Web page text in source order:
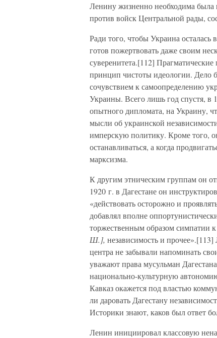
Ленину жизненно необходима
против войск Центральной рады,
Ради того, чтобы Украина
готов пожертвовать даже своим
суверенитета.[112]
принцип чистоты идеологии. Дело
сочувствием к самоопределению
Украины. Всего лишь год спустя, в
опытного дипломата, на Украину,
мысли об украинской
имперскую политику. Кроме того,
останавливаться, а когда
марксизма.
К другим этническим группам он
1920 г. в Дагестане он
«действовать осторожно и
добавлял вполне
торжественным образом симпатии
Ш.], независимость и
центра не забывали напоминать
уважают права мусульман
национально-культурную
Кавказ окажется под властью
ли даровать Дагестану
Историки знают, каков был ответ
Ленин инициировал классовую